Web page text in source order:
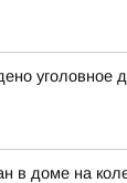
уголовное
в доме на